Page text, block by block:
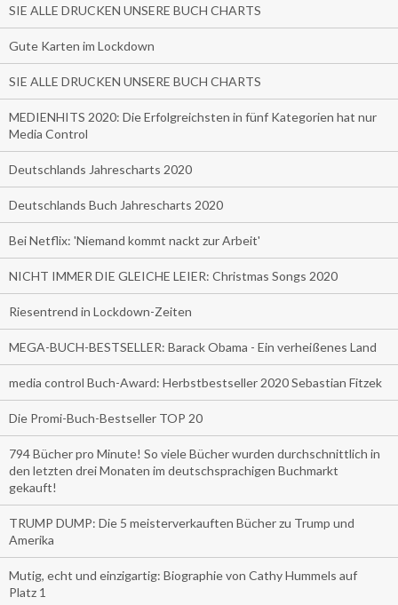
SIE ALLE DRUCKEN UNSERE BUCH CHARTS
Gute Karten im Lockdown
SIE ALLE DRUCKEN UNSERE BUCH CHARTS
MEDIENHITS 2020: Die Erfolgreichsten in fünf Kategorien hat nur
Media Control
Deutschlands Jahrescharts 2020
Deutschlands Buch Jahrescharts 2020
Bei Netflix: 'Niemand kommt nackt zur Arbeit'
NICHT IMMER DIE GLEICHE LEIER: Christmas Songs 2020
Riesentrend in Lockdown-Zeiten
MEGA-BUCH-BESTSELLER: Barack Obama - Ein verheißenes Land
media control Buch-Award: Herbstbestseller 2020 Sebastian Fitzek
Die Promi-Buch-Bestseller TOP 20
794 Bücher pro Minute! So viele Bücher wurden durchschnittlich in
den letzten drei Monaten im deutschsprachigen Buchmarkt
gekauft!
TRUMP DUMP: Die 5 meisterverkauften Bücher zu Trump und
Amerika
Mutig, echt und einzigartig: Biographie von Cathy Hummels auf
Platz 1